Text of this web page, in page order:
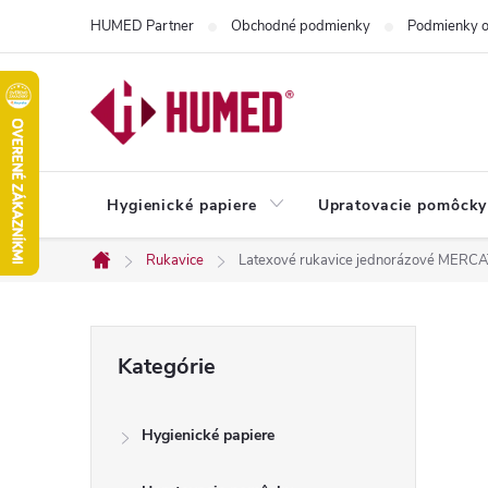
obsah
HUMED Partner Obchodné podmienky Podmienky
Hygienické papiere Upratovacie pomôcky
Domov
Rukavice Latexové rukavice jednorázové
kategórie
Kategórie
Hygienické papiere